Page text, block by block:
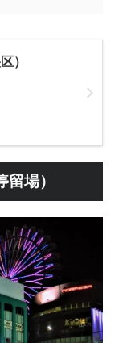
）
場）